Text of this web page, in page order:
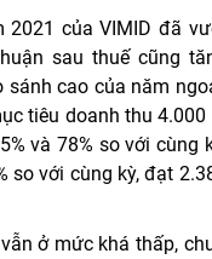
2021 của VIMID đã
sau thuế cũng
sánh cao của năm
tiêu doanh thu 4.000
và 78% so với cùng
so với cùng kỳ, đạt
ở mức khá thấp,